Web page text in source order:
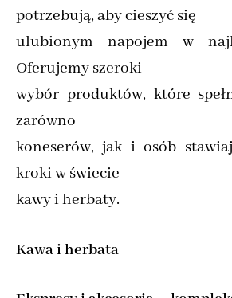
potrzebują, aby cieszyć się
ulubionym napojem w
Oferujemy szeroki
wybór produktów, które
zarówno
koneserów, jak i osób
kroki w świecie
kawy i herbaty.
Kawa i herbata